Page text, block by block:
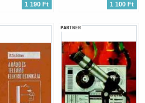
1 190 Ft 1 100 Ft
PARTNER